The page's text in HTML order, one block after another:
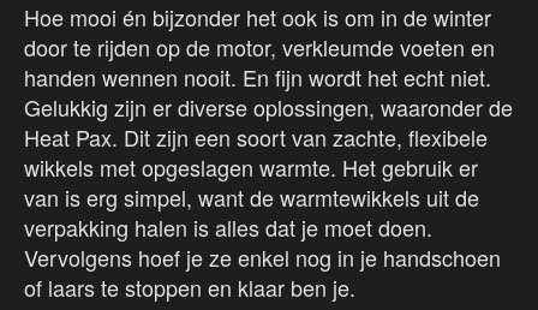
Hoe mooi én bijzonder het ook is om in de winter
door te rijden op de motor, verkleumde voeten en
handen wennen nooit. En fijn wordt het echt niet.
Gelukkig zijn er diverse oplossingen, waaronder de
Heat Pax. Dit zijn een soort van zachte, flexibele
wikkels met opgeslagen warmte. Het gebruik er
van is erg simpel, want de warmtewikkels uit de
verpakking halen is alles dat je moet doen.
Vervolgens hoef je ze enkel nog in je handschoen
of laars te stoppen en klaar ben je.